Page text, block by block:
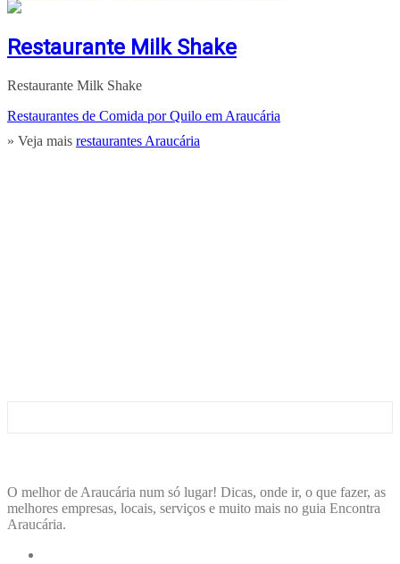
Restaurante Milk Shake
Restaurante Milk Shake
Restaurantes de Comida por Quilo em Araucária
» Veja mais restaurantes Araucária
O melhor de Araucária num só lugar! Dicas, onde ir, o que fazer, as
melhores empresas, locais, serviços e muito mais no guia Encontra
Araucária.